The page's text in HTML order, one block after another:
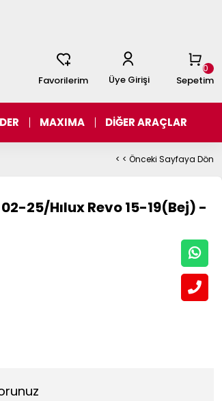
Sepetim
0
Favorilerim
Üye Girişi
MAXIMA DİĞER ARAÇLAR
< < Önceki Sayfaya Dön
25/Hılux Revo 15-19(Bej) -